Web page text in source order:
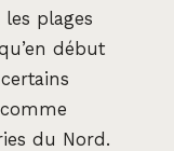
plages
début
du Nord.